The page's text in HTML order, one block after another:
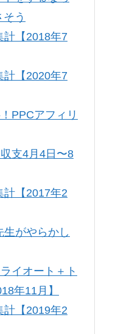
う
計【2018年7
計【2020年7
PPCアフィリ
支4月4日〜8
計【2017年2
生がやらかし
イオート＋ト
年11月】
計【2019年2